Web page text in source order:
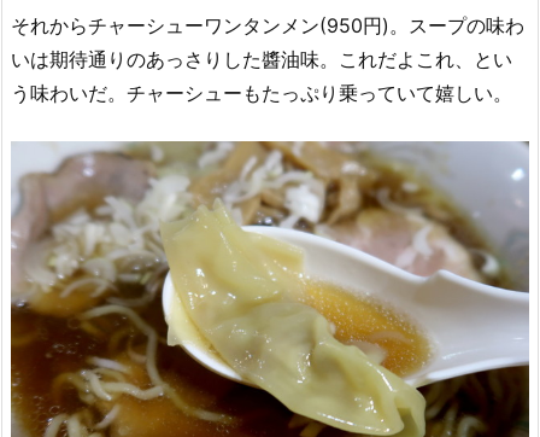
それからチャーシューワンタンメン(950円)。スープの味わ
いは期待通りのあっさりした醬油味。これだよこれ、とい
う味わいだ。チャーシューもたっぷり乗っていて嬉しい。